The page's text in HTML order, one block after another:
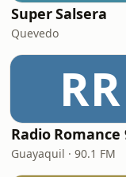
Super Salsera
Quevedo
RR
Guayaquil · 90.1 FM